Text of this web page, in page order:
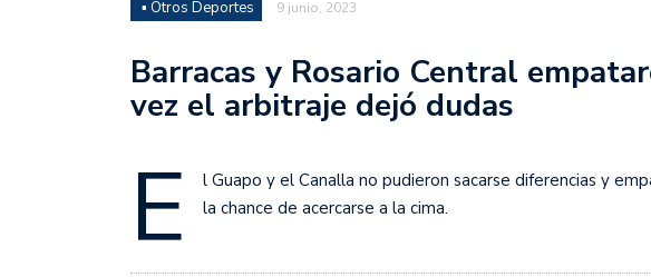
Sudamericana
Empieza el Clausura: las diez cosas que
▪ Otros Deportes 9 junio, 2023
Barracas y Rosario Central
vez el arbitraje dejó dudas
E
l Guapo y el Canalla no pudieron sacarse diferencias y
la chance de acercarse a la cima.